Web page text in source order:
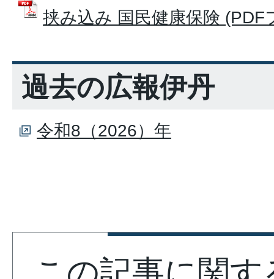
挟み込み 国民健康保険 (PDF
過去の広報伊丹
令和8（2026）年
この記事に関